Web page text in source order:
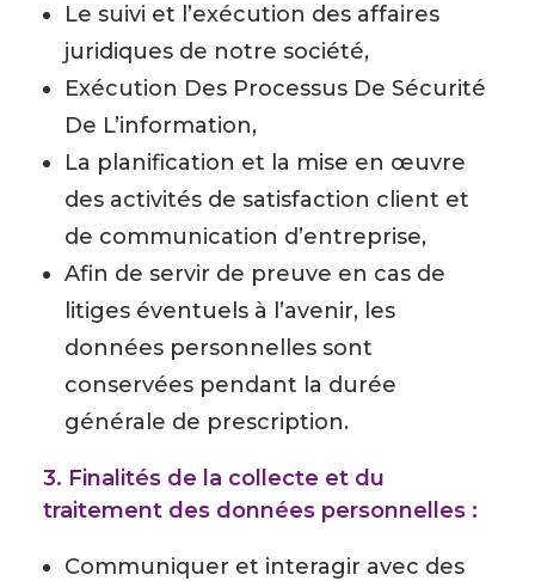
Le suivi et l’exécution des affaires
juridiques de notre société,
Exécution Des Processus De Sécurité
De L’information,
La planification et la mise en œuvre
des activités de satisfaction client et
de communication d’entreprise,
Afin de servir de preuve en cas de
litiges éventuels à l’avenir, les
données personnelles sont
conservées pendant la durée
générale de prescription.
3. Finalités de la collecte et du
traitement des données personnelles :
Communiquer et interagir avec des